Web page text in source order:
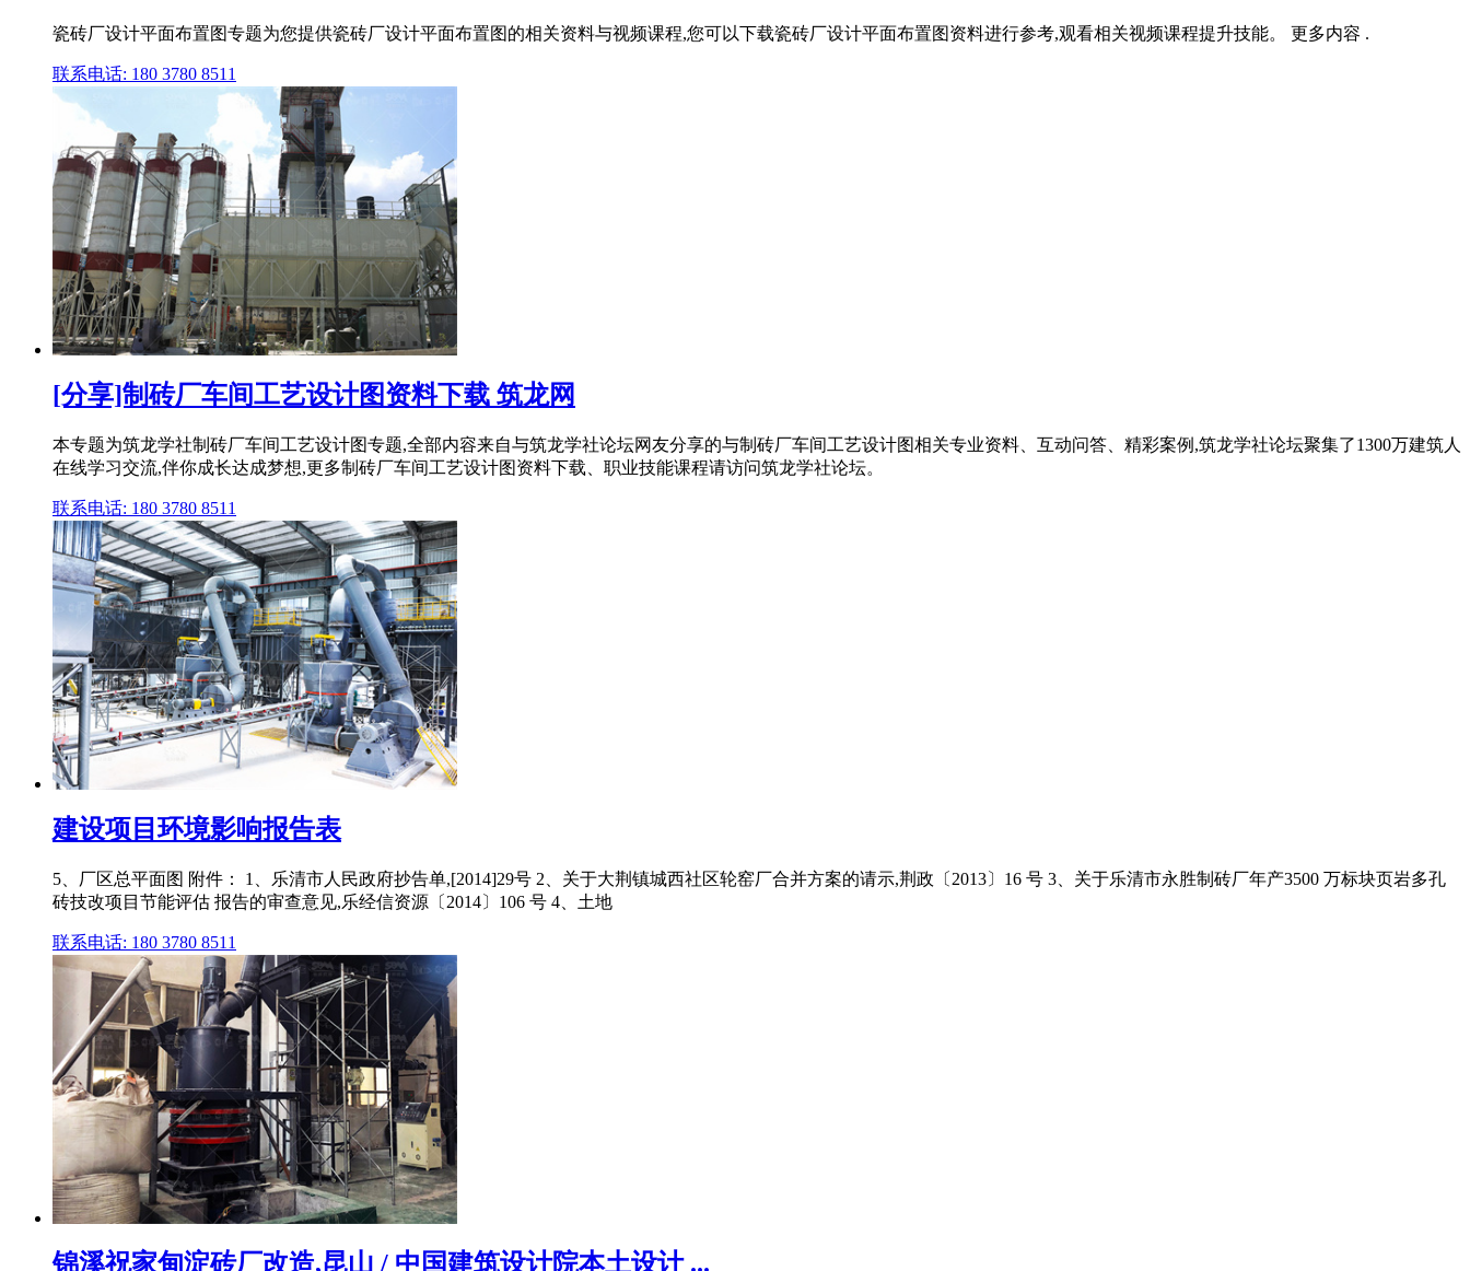
瓷砖厂设计平面布置图专题为您提供瓷砖厂设计平面布置图的相关资料与视频课程,您可以下载瓷砖厂设计平面布置图资料进行参考,观看相关视频课程提升技能。 更多内容 .
联系电话: 180 3780 8511
[分享]制砖厂车间工艺设计图资料下载 筑龙网
本专题为筑龙学社制砖厂车间工艺设计图专题,全部内容来自与筑龙学社论坛网友分享的与制砖厂车间工艺设计图相关专业资料、互动问答、精彩案例,筑龙学社论坛聚集了1300万建筑人
在线学习交流,伴你成长达成梦想,更多制砖厂车间工艺设计图资料下载、职业技能课程请访问筑龙学社论坛。
联系电话: 180 3780 8511
建设项目环境影响报告表
5、厂区总平面图 附件： 1、乐清市人民政府抄告单,[2014]29号 2、关于大荆镇城西社区轮窑厂合并方案的请示,荆政〔2013〕16 号 3、关于乐清市永胜制砖厂年产3500 万标块页岩多孔
砖技改项目节能评估 报告的审查意见,乐经信资源〔2014〕106 号 4、土地
联系电话: 180 3780 8511
锦溪祝家甸淀砖厂改造,昆山 / 中国建筑设计院本土设计 ...